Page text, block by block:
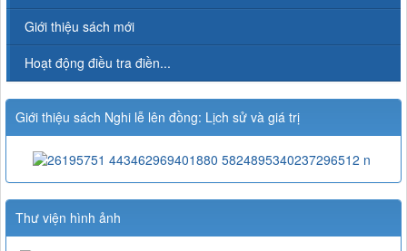
Giới thiệu sách mới
Hoạt động điều tra điền...
Giới thiệu sách Nghi lễ lên đồng: Lịch sử và giá trị
Thư viện hình ảnh